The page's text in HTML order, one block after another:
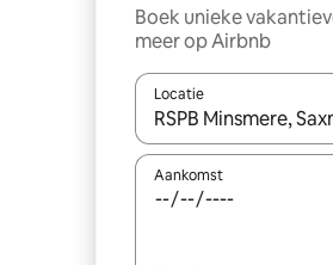
Boek unieke
meer op Airbnb
Locatie
Wanneer er
Aankomst